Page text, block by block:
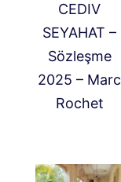
CEDIV
SEYAHAT –
Sözleşme
2025 – Marc
Rochet